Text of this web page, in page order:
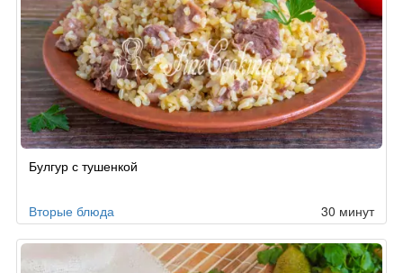
Булгур с тушенкой
Вторые блюда 30 минут